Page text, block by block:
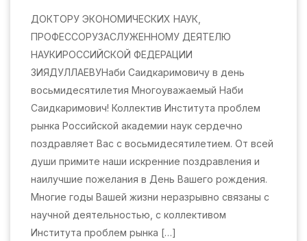
ДОКТОРУ ЭКОНОМИЧЕСКИХ НАУК,
ПРОФЕССОРУЗАСЛУЖЕННОМУ ДЕЯТЕЛЮ
НАУКИРОССИЙСКОЙ ФЕДЕРАЦИИ
ЗИЯДУЛЛАЕВУНаби Саидкаримовичу в день
восьмидесятилетия Многоуважаемый Наби
Саидкаримович! Коллектив Института проблем
рынка Российской академии наук сердечно
поздравляет Вас с восьмидесятилетием. От всей
души примите наши искренние поздравления и
наилучшие пожелания в День Вашего рождения.
Многие годы Вашей жизни неразрывно связаны с
научной деятельностью, с коллективом
Института проблем рынка […]